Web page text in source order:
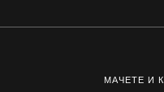
МАЧЕТЕ И